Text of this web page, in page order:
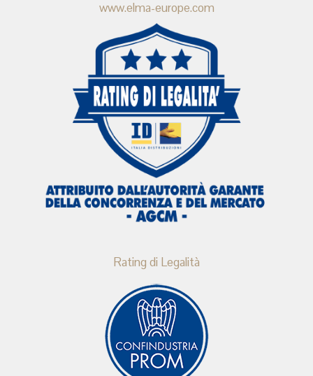
www.elma-europe.com
Rating di Legalità